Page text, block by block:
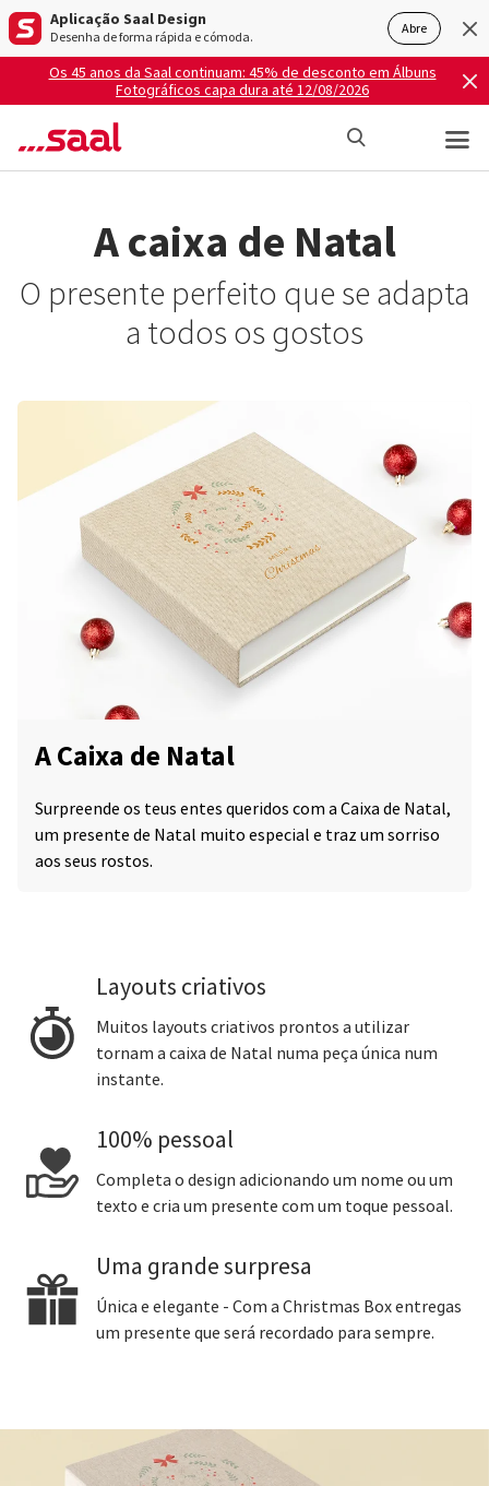
Aplicação Saal Design
Desenha de forma rápida e cómoda. Abre
Os 45 anos da Saal continuam: 45% de desconto em Álbuns
Fotográficos capa dura até 12/08/2026
A caixa de Natal
O presente perfeito que se adapta
a todos os gostos
A Caixa de Natal
Surpreende os teus entes queridos com a Caixa de Natal,
um presente de Natal muito especial e traz um sorriso
aos seus rostos.
Layouts criativos
Muitos layouts criativos prontos a utilizar
tornam a caixa de Natal numa peça única num
instante.
100% pessoal
Completa o design adicionando um nome ou um
texto e cria um presente com um toque pessoal.
Uma grande surpresa
Única e elegante - Com a Christmas Box entregas
um presente que será recordado para sempre.